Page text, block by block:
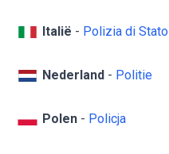
Italië - Polizia di Stato
Nederland - Politie
Polen - Policja